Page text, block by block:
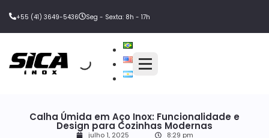
+55 (41) 3649-5436 Seg - Sexta: 8h - 17h
Calha Úmida em Aço Inox: Funcionalidade e
Design para Cozinhas Modernas
julho 1, 2025 8:29 pm